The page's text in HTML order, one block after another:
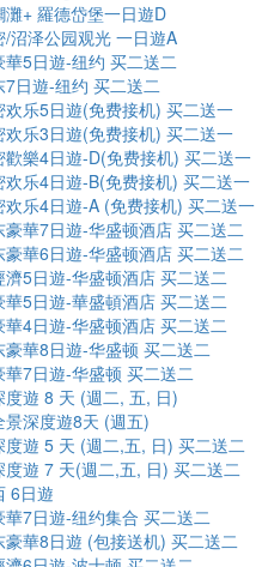
灘+ 羅德岱堡一日遊D
/沼泽公园观光 一日遊A
華5日遊-纽约 买二送二
7日遊-纽约 买二送二
欢乐5日遊(免费接机) 买二送一
欢乐3日遊(免费接机) 买二送一
歡樂4日遊-D(免费接机) 买二送一
欢乐4日遊-B(免费接机) 买二送一
欢乐4日遊-A (免费接机) 买二送一
豪華7日遊-华盛顿酒店 买二送二
豪華6日遊-华盛顿酒店 买二送二
濟5日遊-华盛顿酒店 买二送二
華5日遊-華盛頓酒店 买二送二
華4日遊-华盛顿酒店 买二送二
豪華8日遊-华盛顿 买二送二
華7日遊-华盛顿 买二送二
度遊 8 天 (週二, 五, 日)
景深度遊8天 (週五)
度遊 5 天 (週二,五, 日) 买二送二
度遊 7 天(週二,五, 日) 买二送二
6日遊
華7日遊-纽约集合 买二送二
豪華8日遊 (包接送机) 买二送二